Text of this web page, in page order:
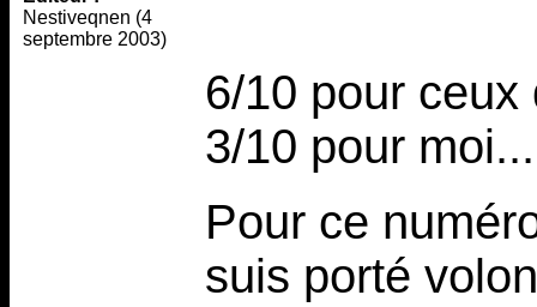
Nestiveqnen (4
septembre 2003)
6/10 pour
3/10 pour moi...
Pour ce
suis porté